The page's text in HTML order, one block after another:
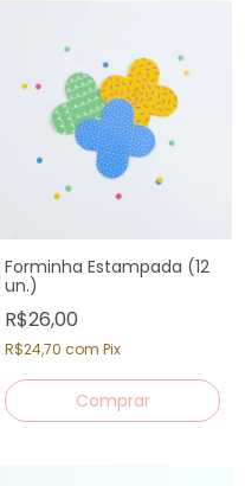
Forminha Estampada (12
un.)
R$26,00
R$24,70 com Pix